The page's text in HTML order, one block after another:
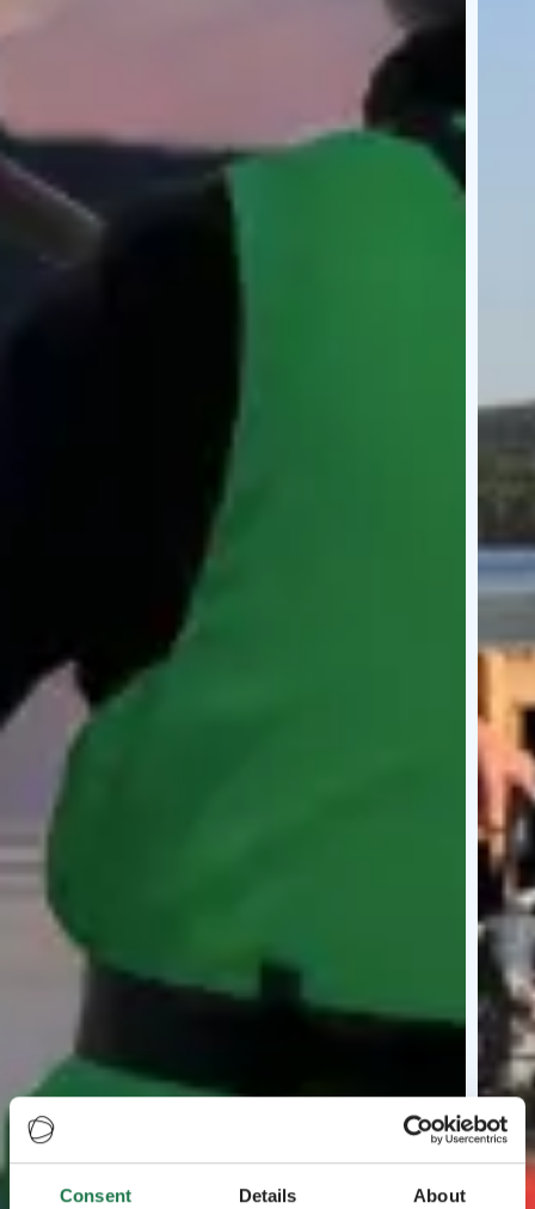
Consent Details About